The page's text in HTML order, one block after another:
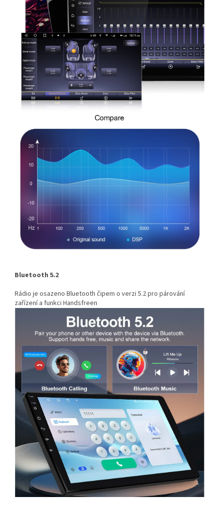
Bluetooth 5.2
Rádio je osazeno Bluetooth čipem o verzi 5.2 pro párování
zařízení a funkci Handsfreen